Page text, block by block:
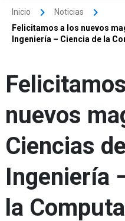
Inicio
Noticias
Felicitamos a los nuevos
Ingeniería – Ciencia de la
nuevos
Ciencias
Ingeniería
la